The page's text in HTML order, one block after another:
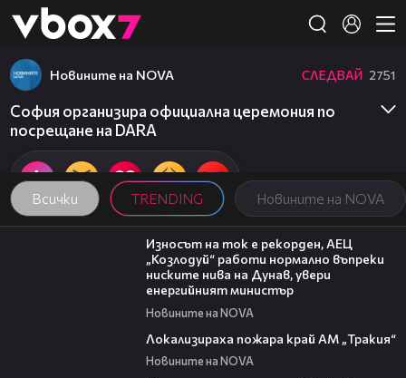
👾
Всички TRENDING Новините на NOVA
Новините на NOVA СЛЕДВАЙ 2751
София организира официална церемония по
посрещане на DARA
00:59
Износът на ток е рекорден, АЕЦ
„Козлодуй“ работи нормално въпреки
ниските нива на Дунав, увери
енергийният министър
Новините на NOVA
Локализираха пожара край АМ „Тракия“
Новините на NOVA